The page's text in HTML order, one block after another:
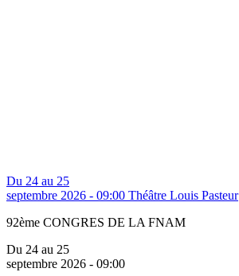
Du 24 au 25
septembre 2026 - 09:00 Théâtre Louis Pasteur
92ème CONGRES DE LA FNAM
Du 24 au 25
septembre 2026 - 09:00